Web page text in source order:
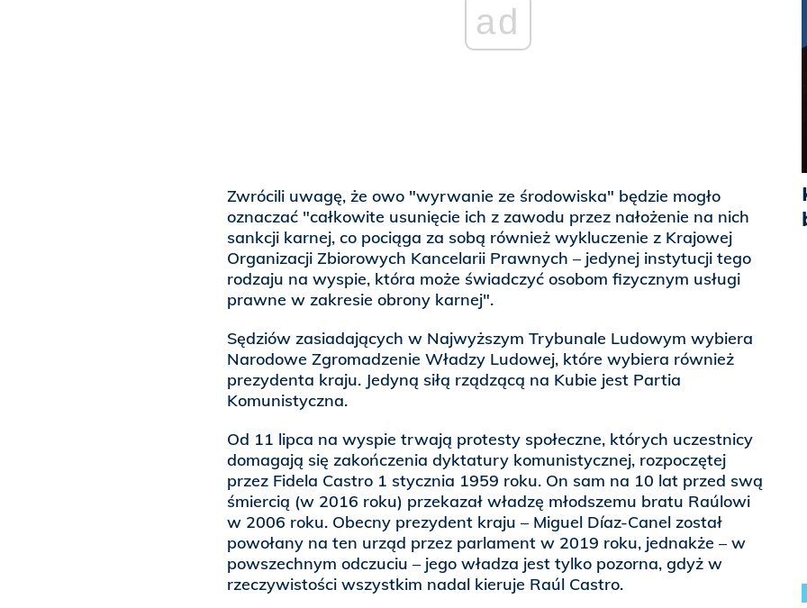
ad
Zwrócili uwagę, że owo "wyrwanie ze środowiska" będzie mogło
oznaczać "całkowite usunięcie ich z zawodu przez nałożenie na nich
sankcji karnej, co pociąga za sobą również wykluczenie z Krajowej
Organizacji Zbiorowych Kancelarii Prawnych – jedynej instytucji tego
rodzaju na wyspie, która może świadczyć osobom fizycznym usługi
prawne w zakresie obrony karnej".
Sędziów zasiadających w Najwyższym Trybunale Ludowym wybiera
Narodowe Zgromadzenie Władzy Ludowej, które wybiera również
prezydenta kraju. Jedyną siłą rządzącą na Kubie jest Partia
Komunistyczna.
Od 11 lipca na wyspie trwają protesty społeczne, których uczestnicy
domagają się zakończenia dyktatury komunistycznej, rozpoczętej
przez Fidela Castro 1 stycznia 1959 roku. On sam na 10 lat przed swą
śmiercią (w 2016 roku) przekazał władzę młodszemu bratu Raúlowi
w 2006 roku. Obecny prezydent kraju – Miguel Díaz-Canel został
powołany na ten urząd przez parlament w 2019 roku, jednakże – w
powszechnym odczuciu – jego władza jest tylko pozorna, gdyż w
rzeczywistości wszystkim nadal kieruje Raúl Castro.